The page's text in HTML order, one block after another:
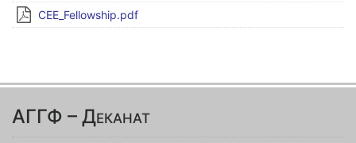
CEE_Fellowship.pdf
АГГФ – Деканат